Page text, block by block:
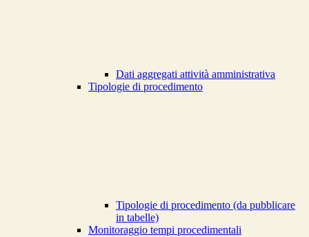
Dati aggregati attività amministrativa
Tipologie di procedimento
Tipologie di procedimento (da pubblicare
in tabelle)
Monitoraggio tempi procedimentali